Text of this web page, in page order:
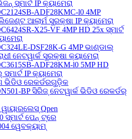
ସ୍ମାର୍ଟ IP କ୍ୟାମେରା
ADF28KMC-l0 4MP
ଆଲାର୍ମ ସୁରକ୍ଷା IP କ୍ୟାମେରା
X25-VF 4MP HD 25x ସ୍ମାର୍ଟ
DSF28K-G 4MP ଭାଣ୍ଡାଲ୍
ନେଟୱାର୍କ ସୁରକ୍ଷା କ୍ୟାମେରା
ADF28KM-l0 5MP HD
IP କ୍ୟାମେରା
ଭିଡିଓ ରେକର୍ଡରଗୁଡ଼ିକ
BP ସିରିଜ୍ ନେଟୱାର୍କ ଭିଡିଓ ରେକର୍ଡର୍
Qpen
ସ୍ମାର୍ଟ ପେନ୍ ଟ୍ରେ
ୱେବକ୍ୟାମ୍